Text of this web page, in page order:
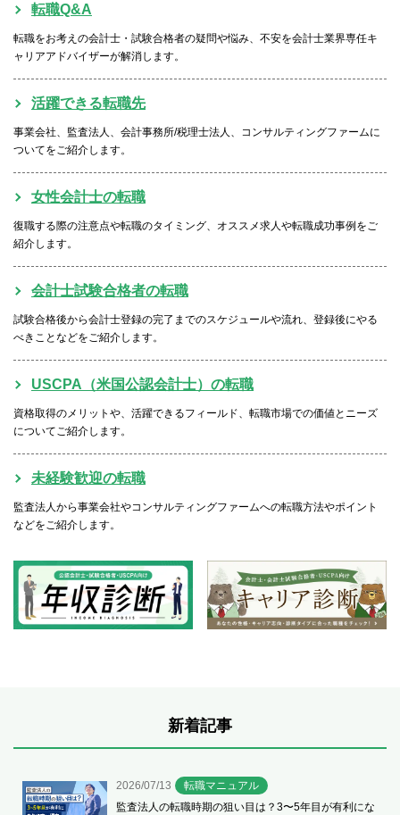
転職Q&A
転職をお考えの会計士・試験合格者の疑問や悩み、不安を会計士業界専任キ
ャリアアドバイザーが解消します。
活躍できる転職先
事業会社、監査法人、会計事務所/税理士法人、コンサルティングファームに
ついてをご紹介します。
女性会計士の転職
復職する際の注意点や転職のタイミング、オススメ求人や転職成功事例をご
紹介します。
会計士試験合格者の転職
試験合格後から会計士登録の完了までのスケジュールや流れ、登録後にやる
べきことなどをご紹介します。
USCPA（米国公認会計士）の転職
資格取得のメリットや、活躍できるフィールド、転職市場での価値とニーズ
についてご紹介します。
未経験歓迎の転職
監査法人から事業会社やコンサルティングファームへの転職方法やポイント
などをご紹介します。
新着記事
2026/07/13
転職マニュアル
監査法人の転職時期の狙い目は？3〜5年目が有利にな